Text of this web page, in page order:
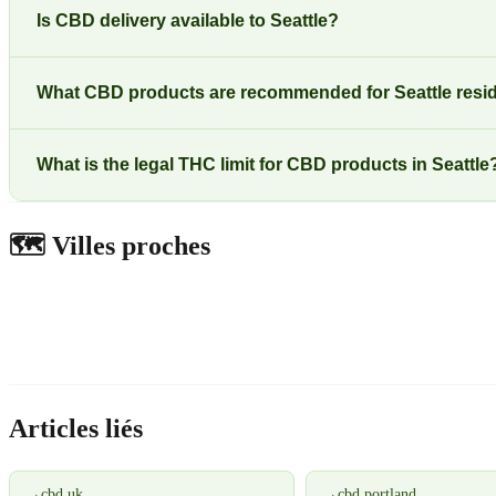
Is CBD delivery available to Seattle?
What CBD products are recommended for Seattle
What is the legal THC limit for CBD products in
🗺️ Villes proches
Articles liés